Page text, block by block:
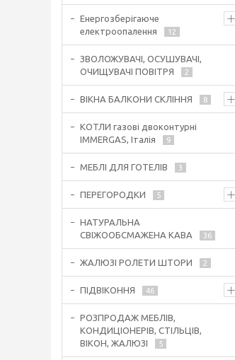
Енергозберігаюче
електроопалення
12
ЗВОЛОЖУВАЧІ, ОСУШУВАЧІ,
ОЧИЩУВАЧІ ПОВІТРЯ
2
ВІКНА БАЛКОНИ СКЛІННЯ 8
КОТЛИ газові двоконтурні
IMMERGAS, Італія
9
МЕБЛІ ДЛЯ ГОТЕЛІВ 3
ПЕРЕГОРОДКИ 5
НАТУРАЛЬНА
СВІЖООБСМАЖЕНА КАВА
36
ЖАЛЮЗІ РОЛЕТИ ШТОРИ 2
ПІДВІКОННЯ 46
РОЗПРОДАЖ МЕБЛІВ,
КОНДИЦІОНЕРІВ, СТІЛЬЦІВ,
ВІКОН, ЖАЛЮЗІ
5